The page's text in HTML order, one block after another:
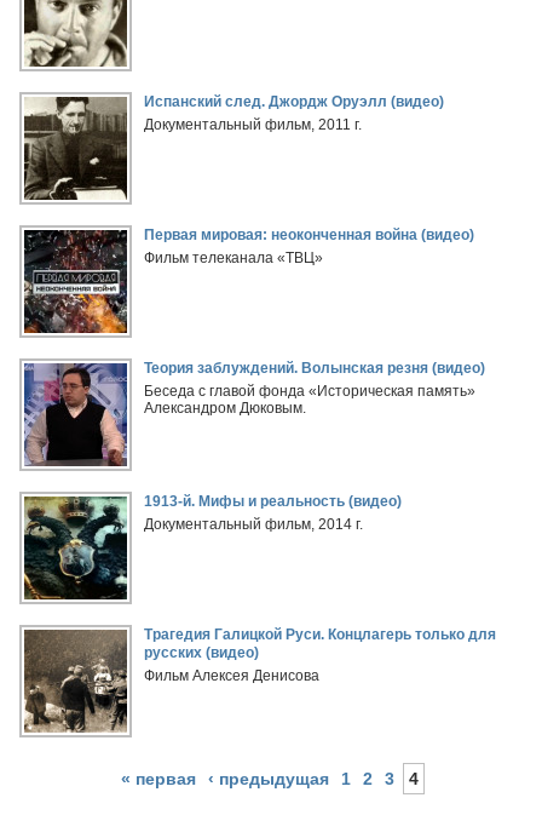
Испанский след. Джордж Оруэлл (видео)
Документальный фильм, 2011 г.
Первая мировая: неоконченная война (видео)
Фильм телеканала «ТВЦ»
Теория заблуждений. Волынская резня (видео)
Беседа с главой фонда «Историческая память»
Александром Дюковым.
1913-й. Мифы и реальность (видео)
Документальный фильм, 2014 г.
Трагедия Галицкой Руси. Концлагерь только для
русских (видео)
Фильм Алексея Денисова
« первая ‹ предыдущая 1 2 3 4